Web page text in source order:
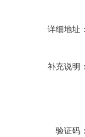
详细地址
补充说明
验证码